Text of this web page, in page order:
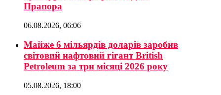
Прапора
06.08.2026, 06:06
Майже 6 мільярдів доларів заробив
світовий нафтовий гігант British
Petroleum за три місяці 2026 року
05.08.2026, 18:00